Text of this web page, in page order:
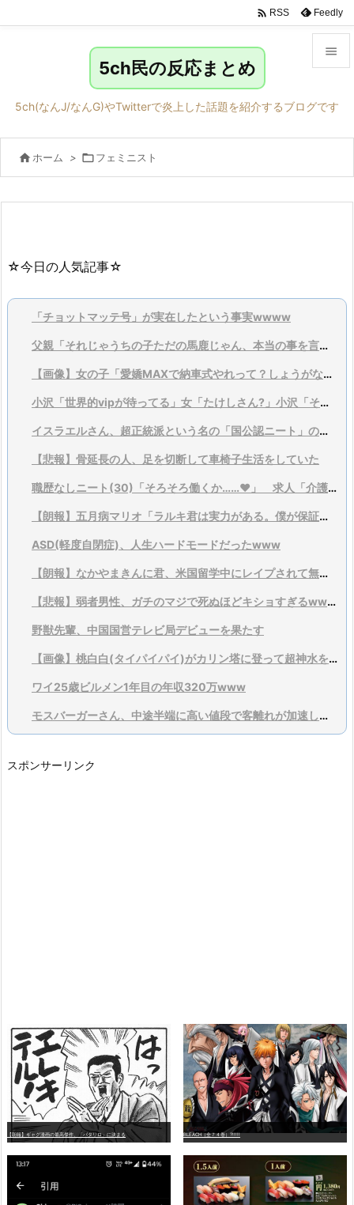

メニュ
サイド

 RSS Feedly
5ch民の反応まとめ
5ch(なんJ/なんG)やTwitterで炎上した話題を紹介するブログです
 ホーム > フェミニスト
☆今日の人気記事☆
「チョットマッテ号」が実在したという事実wwww
父親「それじゃうちの子ただの馬鹿じゃん、本当の事を言ってくれ」
【画像】女の子「愛嬌MAXで納車式やれって？しょうがないなあ…」
小沢「世界的vipが待ってる」女「たけしさん?」小沢「それは言い過ぎ、そこまでではない」
イスラエルさん、超正統派という名の「国公認ニート」の増加が社会問題に
【悲報】骨延長の人、足を切断して車椅子生活をしていた
職歴なしニート(30)「そろそろ働くか……♥」 求人「介護！運送！警備！工場！ses！...
【朗報】五月病マリオ「ラルキ君は実力がある。僕が保証するよ？」
ASD(軽度自閉症)、人生ハードモードだったwww
【朗報】なかやまきんに君、米国留学中にレイプされて無かった
【悲報】弱者男性、ガチのマジで死ぬほどキショすぎるwwewwewwewweww
野獣先輩、中国国営テレビ局デビューを果たす
【画像】桃白白(タイパイパイ)がカリン塔に登って超神水を飲むとかいう伝説のアニオリ回
ワイ25歳ビルメン1年目の年収320万www
モスバーガーさん、中途半端に高い値段で客離れが加速してしまうｗｗｗｗｗｗｗ
スポンサーリンク
【朗報】ギャグ漫画の最高傑作、「パタリロ」に決まる BLEACH（全７４巻）?!!!!!